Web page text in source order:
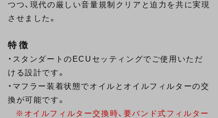
つつ、現代の厳しい音量規制クリアと迫力を共に実現
させました。
特徴
・スタンダートのECUセッティングでご使用いただ
ける設計です。
・マフラー装着状態でオイルとオイルフィルターの交
換が可能です。
※オイルフィルター交換時、要バンド式フィルター